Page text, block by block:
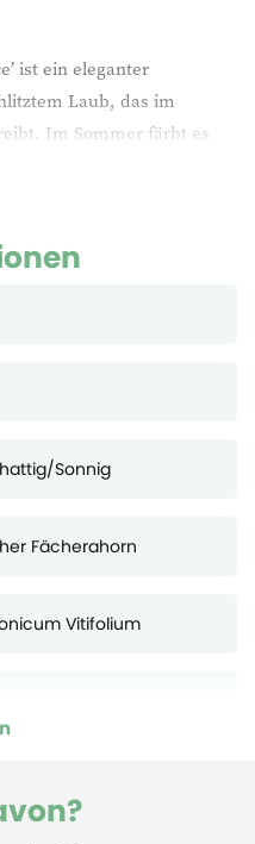
ist ein eleganter
Laub, das im
Im Sommer färbt es
in feurige Orangetöne
Sonnig
Fächerahorn
Vitifolium